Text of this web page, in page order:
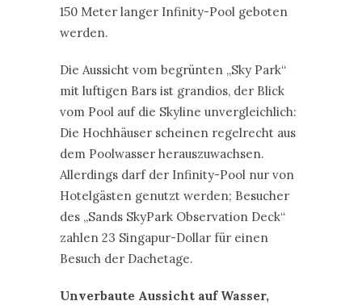
150 Meter langer Infinity-Pool geboten
werden.
Die Aussicht vom begrünten „Sky Park“
mit luftigen Bars ist grandios, der Blick
vom Pool auf die Skyline unvergleichlich:
Die Hochhäuser scheinen regelrecht aus
dem Poolwasser herauszuwachsen.
Allerdings darf der Infinity-Pool nur von
Hotelgästen genutzt werden; Besucher
des „Sands SkyPark Observation Deck“
zahlen 23 Singapur-Dollar für einen
Besuch der Dachetage.
Unverbaute Aussicht auf Wasser,